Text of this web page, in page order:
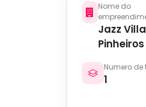
Nome do
Jazz Villa
Pinheiros
Numero de
1